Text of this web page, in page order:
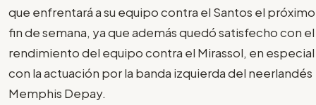
que enfrentará a su equipo contra el Santos el próximo
fin de semana, ya que además quedó satisfecho con el
rendimiento del equipo contra el Mirassol, en especial
con la actuación por la banda izquierda del neerlandés
Memphis Depay.